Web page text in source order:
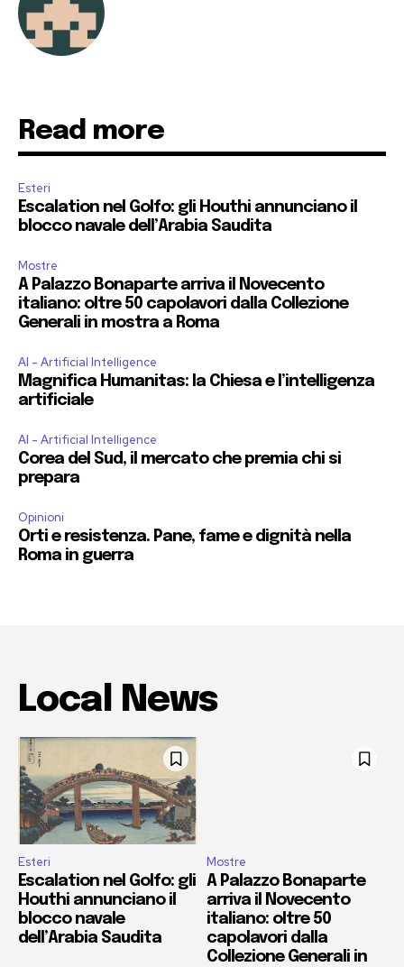
Read more
Esteri
Escalation nel Golfo: gli Houthi annunciano il
blocco navale dell’Arabia Saudita
Mostre
A Palazzo Bonaparte arriva il Novecento
italiano: oltre 50 capolavori dalla Collezione
Generali in mostra a Roma
AI - Artificial Intelligence
Magnifica Humanitas: la Chiesa e l’intelligenza
artificiale
AI - Artificial Intelligence
Corea del Sud, il mercato che premia chi si
prepara
Opinioni
Orti e resistenza. Pane, fame e dignità nella
Roma in guerra
Local News
Esteri
Escalation nel Golfo: gli
Houthi annunciano il
blocco navale
dell’Arabia Saudita
Mostre
A Palazzo Bonaparte
arriva il Novecento
italiano: oltre 50
capolavori dalla
Collezione Generali in